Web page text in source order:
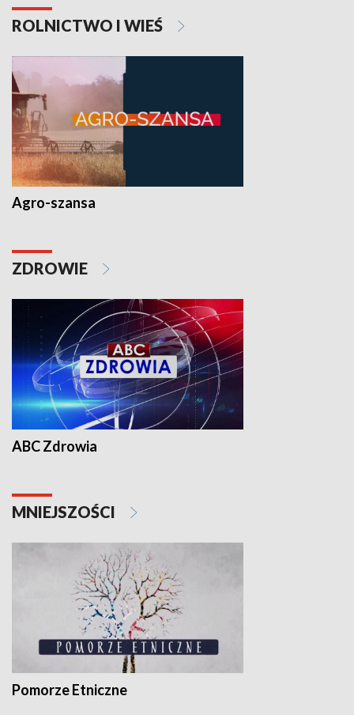
ROLNICTWO I WIEŚ
Agro-szansa
ZDROWIE
ABC Zdrowia
MNIEJSZOŚCI
Pomorze Etniczne